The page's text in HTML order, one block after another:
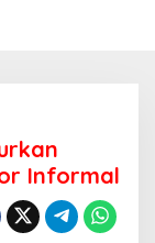
Informal